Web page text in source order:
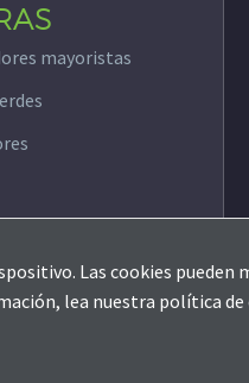
mayoristas
Las cookies pueden
lea nuestra política de